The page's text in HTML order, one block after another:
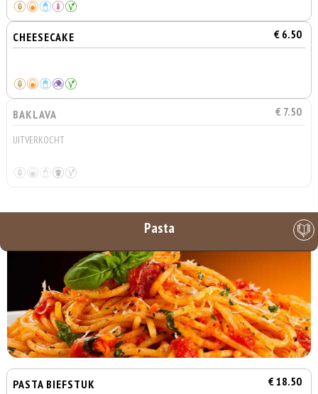
CHEESECAKE € 6.50
BAKLAVA € 7.50
UITVERKOCHT
Pasta
PASTA BIEFSTUK € 18.50